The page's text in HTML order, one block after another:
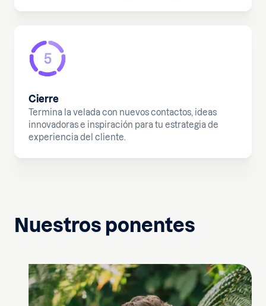
Cierre
Termina la velada con nuevos contactos, ideas
innovadoras e inspiración para tu estrategia de
experiencia del cliente.
Nuestros ponentes